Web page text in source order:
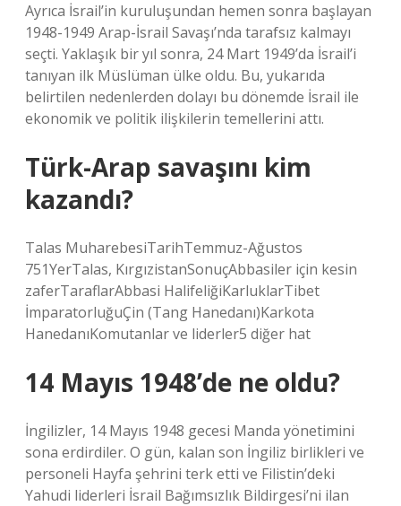
Ayrıca İsrail’in kuruluşundan hemen sonra başlayan
1948-1949 Arap-İsrail Savaşı’nda tarafsız kalmayı
seçti. Yaklaşık bir yıl sonra, 24 Mart 1949’da İsrail’i
tanıyan ilk Müslüman ülke oldu. Bu, yukarıda
belirtilen nedenlerden dolayı bu dönemde İsrail ile
ekonomik ve politik ilişkilerin temellerini attı.
Türk-Arap savaşını kim
kazandı?
Talas MuharebesiTarihTemmuz-Ağustos
751YerTalas, KırgızistanSonuçAbbasiler için kesin
zaferTaraflarAbbasi HalifeliğiKarluklarTibet
İmparatorluğuÇin (Tang Hanedanı)Karkota
HanedanıKomutanlar ve liderler5 diğer hat
14 Mayıs 1948’de ne oldu?
İngilizler, 14 Mayıs 1948 gecesi Manda yönetimini
sona erdirdiler. O gün, kalan son İngiliz birlikleri ve
personeli Hayfa şehrini terk etti ve Filistin’deki
Yahudi liderleri İsrail Bağımsızlık Bildirgesi’ni ilan